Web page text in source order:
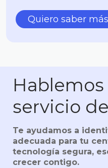
Quiero saber más
servicio
Te ayudamos a
adecuada para tu
tecnología segura,
crecer contigo.